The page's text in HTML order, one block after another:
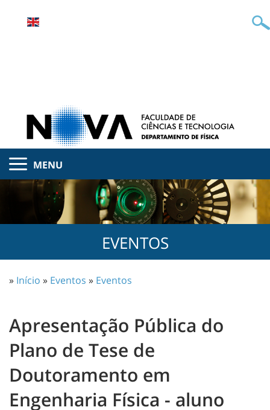
MENU
EVENTOS
» Início » Eventos » Eventos
Apresentação Pública do
Plano de Tese de
Doutoramento em
Engenharia Física - aluno